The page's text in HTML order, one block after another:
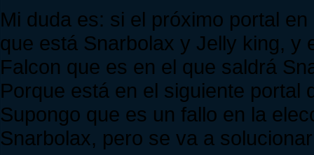
Mi duda es: si el próximo portal
que está Snarbolax y Jelly king, y
Falcon que es en el que saldrá
Porque está en el siguiente portal
Supongo que es un fallo en la
Snarbolax, pero se va a